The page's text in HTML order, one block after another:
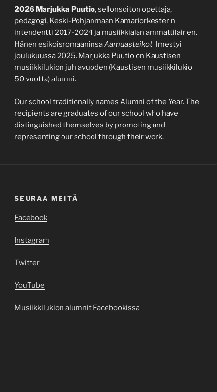
2026 Marjukka Puutio, sellonsoiton opettaja,
pedagogi, Keski-Pohjanmaan Kamariorkesterin
intendentti 2017-2024 ja musiikkialan ammattilainen.
Hänen esikoisromaaninsaAamuasteikot ilmestyi
joulukuussa 2025. Marjukka Puutio on Kaustisen
musiikkilukion juhlavuoden (Kaustisen musiikkilukio
50 vuotta) alumni.
Our school traditionally names Alumni of the Year. The
recipients are graduates of our school who have
distinguished themselves by promoting and
representing our school through their work.
SEURAA MEITÄ
Facebook
Instagram
Twitter
YouTube
Musiikkilukion alumnit Facebookissa